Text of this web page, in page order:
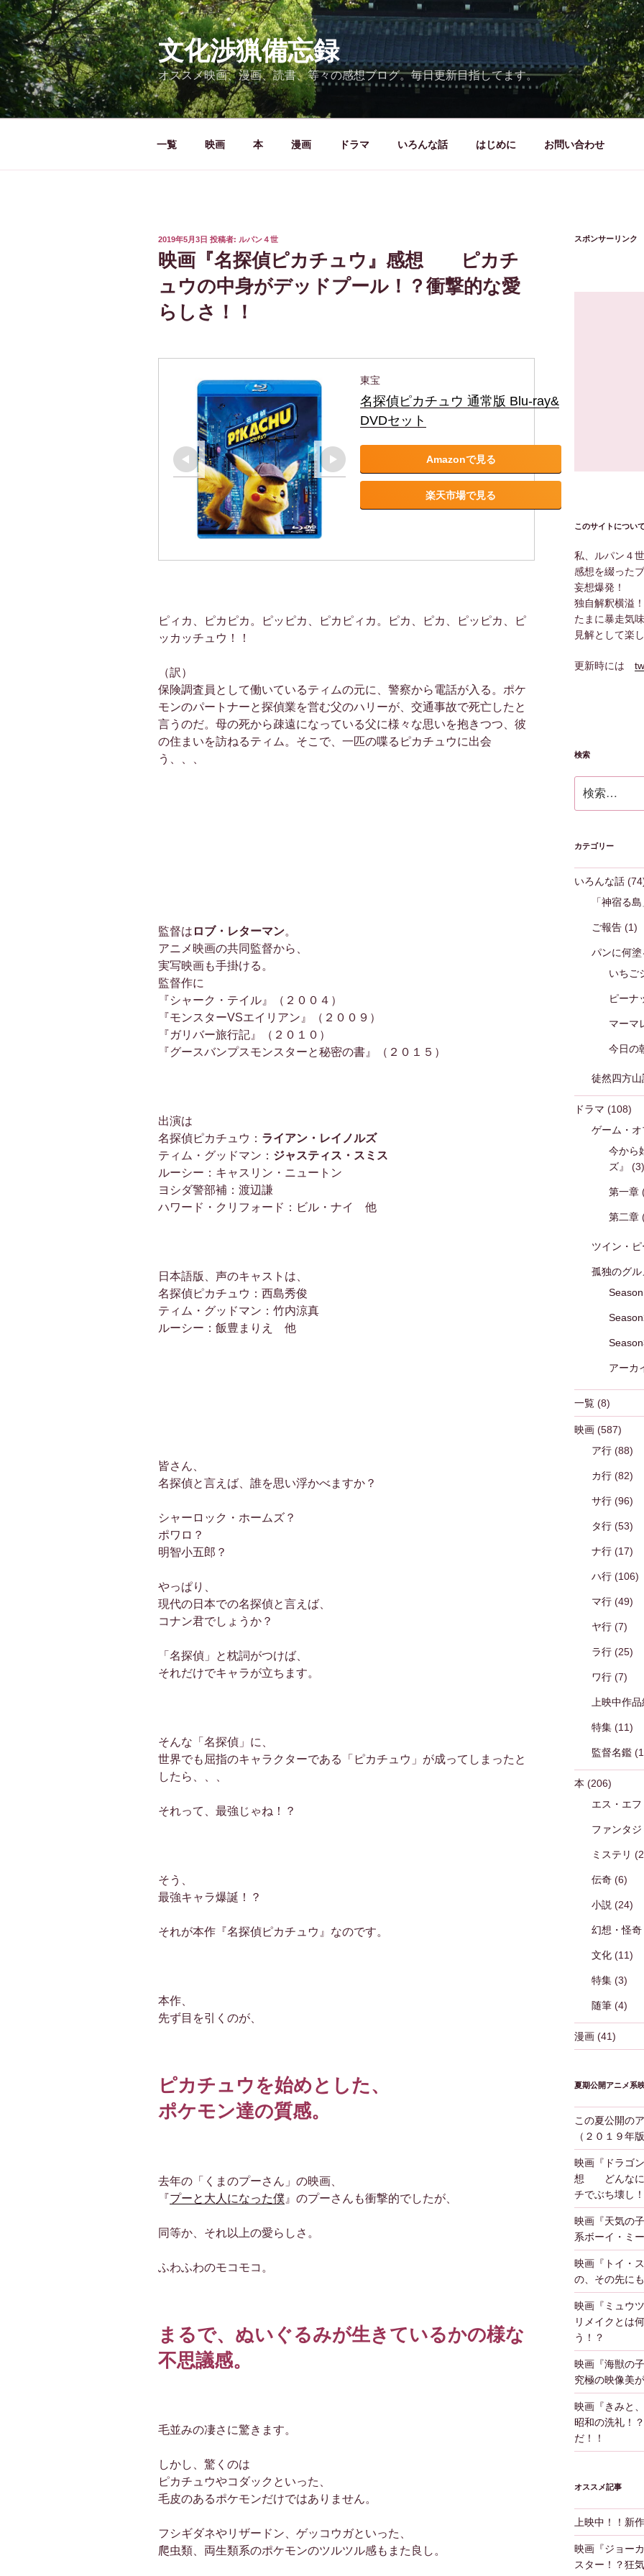
コ
ン
テ
ン
ツ
へ
ス
文化渉猟備忘録
オススメ映画、漫画、読書、等々の感想ブログ。毎日更新目指してます。
一覧 映画 本 漫画 ドラマ いろんな話 はじめに お問い合わせ
投
稿
日:
2019年5月3日 投稿者: ルパン４世
映画『名探偵ピカチュウ』感想 ピカチ
ュウの中身がデッドプール！？衝撃的な愛
らしさ！！
東宝
名探偵ピカチュウ 通常版 Blu-ray&
DVDセット
Amazonで見る
楽天市場で見る
ピィカ、ピカピカ。ピッピカ、ピカピィカ。ピカ、ピカ、ピッピカ、ピ
ッカッチュウ！！
（訳）
保険調査員として働いているティムの元に、警察から電話が入る。ポケ
モンのパートナーと探偵業を営む父のハリーが、交通事故で死亡したと
言うのだ。母の死から疎遠になっている父に様々な思いを抱きつつ、彼
の住まいを訪ねるティム。そこで、一匹の喋るピカチュウに出会
う、、、
監督は ロブ・レターマン。
アニメ映画の共同監督から、
実写映画も手掛ける。
監督作に
『シャーク・テイル』（２００４）
『モンスターVSエイリアン』（２００９）
『ガリバー旅行記』（２０１０）
『グースバンプスモンスターと秘密の書』（２０１５）
出演は
名探偵ピカチュウ： ライアン・レイノルズ
ティム・グッドマン： ジャスティス・スミス
ルーシー：キャスリン・ニュートン
ヨシダ警部補：渡辺謙
ハワード・クリフォード：ビル・ナイ 他
日本語版、声のキャストは、
名探偵ピカチュウ：西島秀俊
ティム・グッドマン：竹内涼真
ルーシー：飯豊まりえ 他
皆さん、
名探偵と言えば、誰を思い浮かべますか？
シャーロック・ホームズ？
ポワロ？
明智小五郎？
やっぱり、
現代の日本での名探偵と言えば、
コナン君でしょうか？
「名探偵」と枕詞がつけば、
それだけでキャラが立ちます。
そんな「名探偵」に、
世界でも屈指のキャラクターである「ピカチュウ」が成ってしまったと
したら、、、
それって、最強じゃね！？
そう、
最強キャラ爆誕！？
それが本作『名探偵ピカチュウ』なのです。
本作、
先ず目を引くのが、
ピカチュウを始めとした、
ポケモン達の質感。
去年の「くまのプーさん」の映画、
『プーと大人になった僕 』のプーさんも衝撃的でしたが、
同等か、それ以上の愛らしさ。
ふわふわのモコモコ。
まるで、ぬいぐるみが生きているかの様な
不思議感。
毛並みの凄さに驚きます。
しかし、驚くのは
ピカチュウやコダックといった、
毛皮のあるポケモンだけではありません。
フシギダネやリザードン、ゲッコウガといった、
爬虫類、両生類系のポケモンのツルツル感もまた良し。
スポンサーリンク
このサイトについて
私、ルパン４
感想を綴ったブ
妄想爆発！
独自解釈横溢！
たまに暴走気
見解として楽
更新時には
検索
索:
カテゴリー
いろんな話
「神宿る
ご報告(1)
パンに何塗
いちご
ピーナ
マーマ
今日の
徒然四方山
ドラマ (108)
ゲーム・
今から
ズ』
(3)
第一章
第二章
ツイン・ピ
孤独のグル
アーカ
一覧(8)
映画(587)
ア行(88)
カ行(82)
サ行(96)
タ行(53)
ナ行(17)
ハ行(106)
マ行(49)
ヤ行(7)
ラ行(25)
ワ行(7)
上映中作品
特集(11)
監督名鑑
本 (206)
エス・エフ
ファンタジ
ミステリ
伝奇(6)
小説(24)
幻想・怪奇
文化(11)
特集(3)
随筆(4)
漫画(41)
夏期公開アニメ系
この夏公開の
（２０１９年
映画『ドラゴ
想 どんなに
チでぶち壊し！
映画『天気の
系ボーイ・ミ
映画『トイ・
の、その先に
映画『ミュ
リメイクとは
う！？
映画『海獣の
究極の映像美
映画『きみと
昭和の洗礼！
だ！！
オススメ記事
上映中！！新
映画『ジョー
スター！？狂